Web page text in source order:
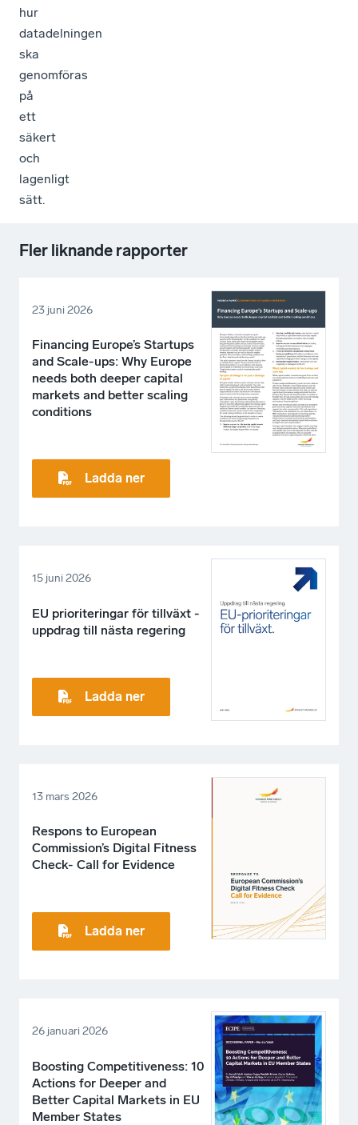
hur
datadelningen
ska
genomföras
på
ett
säkert
och
lagenligt
sätt.
Fler liknande rapporter
23 juni 2026
Financing Europe’s Startups
and Scale-ups: Why Europe
needs both deeper capital
markets and better scaling
conditions
Ladda ner
15 juni 2026
EU prioriteringar för tillväxt -
uppdrag till nästa regering
Ladda ner
13 mars 2026
Respons to European
Commission’s Digital Fitness
Check- Call for Evidence
Ladda ner
26 januari 2026
Boosting Competitiveness: 10
Actions for Deeper and
Better Capital Markets in EU
Member States